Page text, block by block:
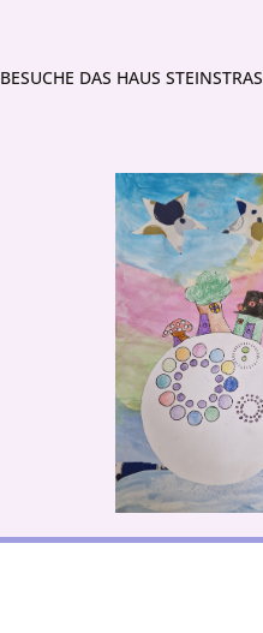
BESUCHE DAS HAUS